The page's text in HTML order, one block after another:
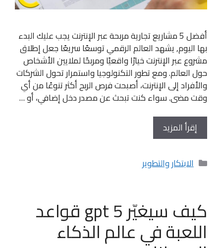
أفضل 5 مشاريع تجارية مربحة عبر الإنترنت يجب عليك البدء
بها اليوم, يشهد العالم الرقمي توسعًا سريعًا جعل إطلاق
مشروع عبر الإنترنت خيارًا واقعيًا ومربحًا لملايين الأشخاص
حول العالم. ومع تطور التكنولوجيا واستمرار تحول الشركات
والأفراد إلى الإنترنت، أصبحت فرص الربح أكثر تنوعًا من أي
وقت مضى. سواء كنت تبحث عن مصدر دخل إضافي، أو …
إقرأ المزيد
التصنيفات
الابتكار والتطوير
كيف سيغيّر gpt 5 قواعد
اللعبة في عالم الذكاء